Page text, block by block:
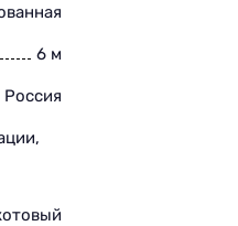
6 м
Россия